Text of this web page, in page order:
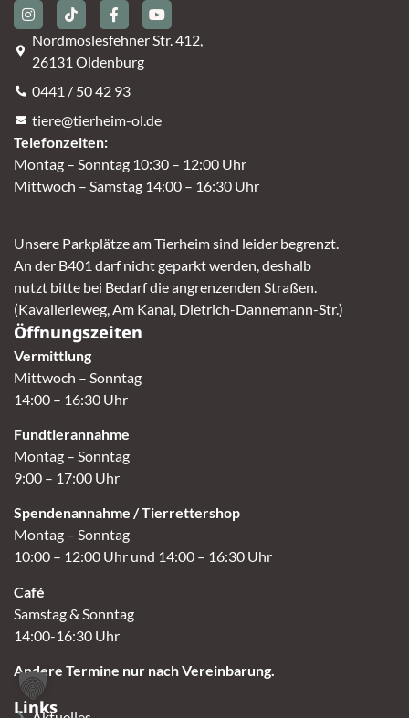
Nordmoslesfehner Str. 412,
26131 Oldenburg
0441 / 50 42 93
tiere@tierheim-ol.de
Telefonzeiten:
Montag – Sonntag 10:30 – 12:00 Uhr
Mittwoch – Samstag 14:00 – 16:30 Uhr
Unsere Parkplätze am Tierheim sind leider begrenzt.
An der B401 darf nicht geparkt werden, deshalb
nutzt bitte bei Bedarf die angrenzenden Straßen.
(Kavallerieweg, Am Kanal, Dietrich-Dannemann-Str.)
Öffnungszeiten
Vermittlung
Mittwoch – Sonntag
14:00 – 16:30 Uhr
Fundtierannahme
Montag – Sonntag
9:00 – 17:00 Uhr
Spendenannahme / Tierrettershop
Montag – Sonntag
10:00 – 12:00 Uhr und 14:00 – 16:30 Uhr
Café
Samstag & Sonntag
14:00-16:30 Uhr
Andere Termine nur nach Vereinbarung.
Links
Aktuelles